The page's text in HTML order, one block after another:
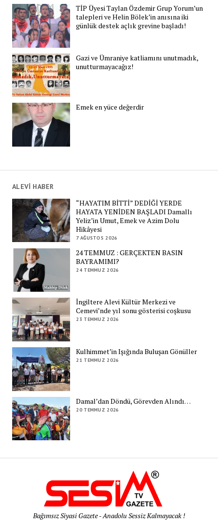
TİP Üyesi Taylan Özdemir Grup Yorum’un
talepleri ve Helin Bölek’in anısına iki
günlük destek açlık grevine başladı!
Gazi ve Ümraniye katliamını unutmadık,
unutturmayacağız!
Emek en yüce değerdir
ALEVİ HABER
“HAYATIM BİTTİ” DEDİĞİ YERDE
HAYATA YENİDEN BAŞLADI Damallı
Yeliz’in Umut, Emek ve Azim Dolu
Hikâyesi
7 AĞUSTOS 2026
24 TEMMUZ : GERÇEKTEN BASIN
BAYRAMIMI?
24 TEMMUZ 2026
İngiltere Alevi Kültür Merkezi ve
Cemevi’nde yıl sonu gösterisi coşkusu
23 TEMMUZ 2026
Kulhimmet’in Işığında Buluşan Gönüller
21 TEMMUZ 2026
Damal’dan Döndü, Görevden Alındı…
20 TEMMUZ 2026
Bağımsız Siyasi Gazete - Anadolu Sessiz Kalmayacak !